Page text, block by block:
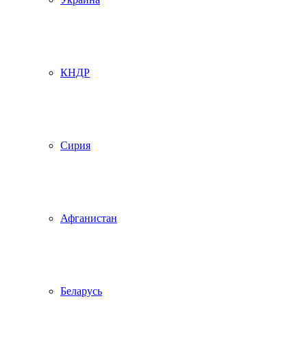
КНДР
Сирия
Афганистан
Беларусь